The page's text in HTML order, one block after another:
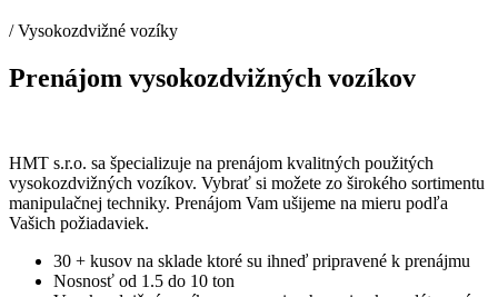
/Vysokozdvižné vozíky
Prenájom vysokozdvižných vozíkov
HMT s.r.o. sa špecializuje na prenájom kvalitných použitých
vysokozdvižných vozíkov. Vybrať si možete zo širokého sortimentu
manipulačnej techniky. Prenájom Vam ušijeme na mieru podľa
Vašich požiadaviek.
30 + kusov na sklade ktoré su ihneď pripravené k prenájmu
Nosnosť od 1.5 do 10 ton